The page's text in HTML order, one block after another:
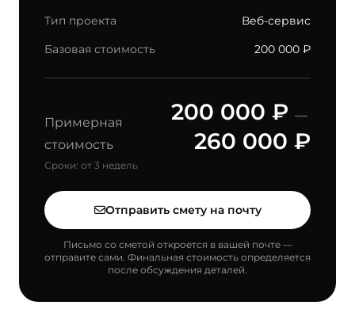
Тип проекта
Веб-сервис
Базовая стоимость
200 000 ₽
Примерная
стоимость
200 000 ₽ —
260 000 ₽
Сроки: от 3 недель
Отправить смету на почту
Письмо со сметой откроется в вашей почте —
отправите сами. Финальная стоимость определяется
после обсуждения деталей.